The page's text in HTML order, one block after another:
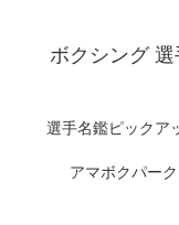
ボクシング
選手名鑑ピックア
アマボクパーク